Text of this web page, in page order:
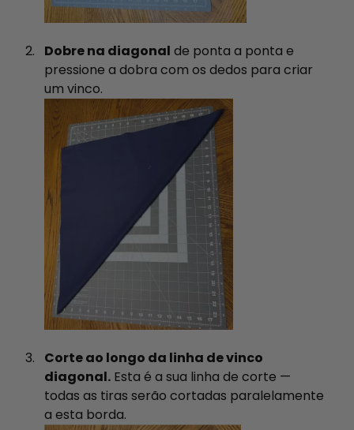
Dobre na diagonal de ponta a ponta e
pressione a dobra com os dedos para criar
um vinco.
Corte ao longo da linha de vinco
diagonal. Esta é a sua linha de corte —
todas as tiras serão cortadas paralelamente
a esta borda.